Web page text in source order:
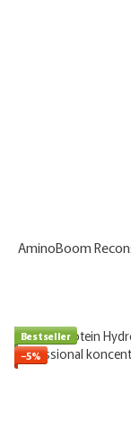
AminoBoom
Bestseller
−5%